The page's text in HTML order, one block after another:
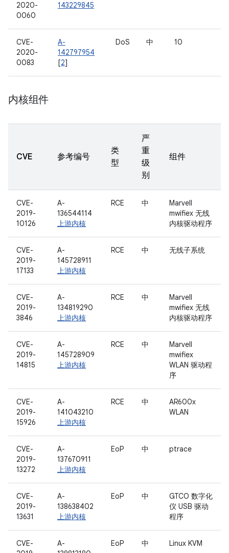
2020-
0060
143229845
CVE-
2020-
0083
A-
142797954
[2]
DoS 中 10
内核组件
CVE 参考编号
类
型
严
重
级
别
组件
CVE-
2019-
10126
A-
136544114
上游内核
RCE 中
Marvell
mwifiex 无线
内核驱动程序
CVE-
2019-
17133
A-
145728911
上游内核
RCE 中 无线子系统
CVE-
2019-
3846
A-
134819290
上游内核
RCE 中
Marvell
mwifiex 无线
内核驱动程序
CVE-
2019-
14815
A-
145728909
上游内核
RCE 中
Marvell
mwifiex
WLAN 驱动程
序
CVE-
2019-
15926
A-
141043210
上游内核
RCE 中
AR600x
WLAN
CVE-
2019-
13272
A-
137670911
上游内核
EoP 中 ptrace
CVE-
2019-
13631
A-
138638402
上游内核
EoP 中
GTCO 数字化
仪 USB 驱动
程序
CVE-
A-
EoP 中 Linux KVM